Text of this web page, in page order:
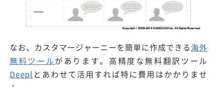
なお、カスタマージャーニーを簡単に作成できる海外
無料ツールがあります。高精度な無料翻訳ツール
Deepl とあわせて活用すれば特に費用はかかりませ